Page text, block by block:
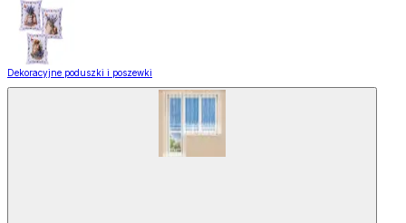
Dekoracyjne poduszki i poszewki